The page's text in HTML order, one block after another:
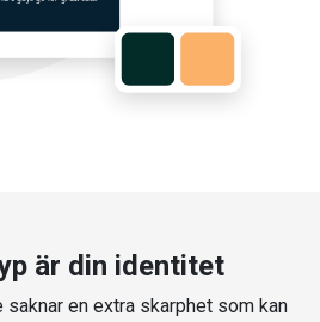
är din identitet
saknar en extra skarphet som kan